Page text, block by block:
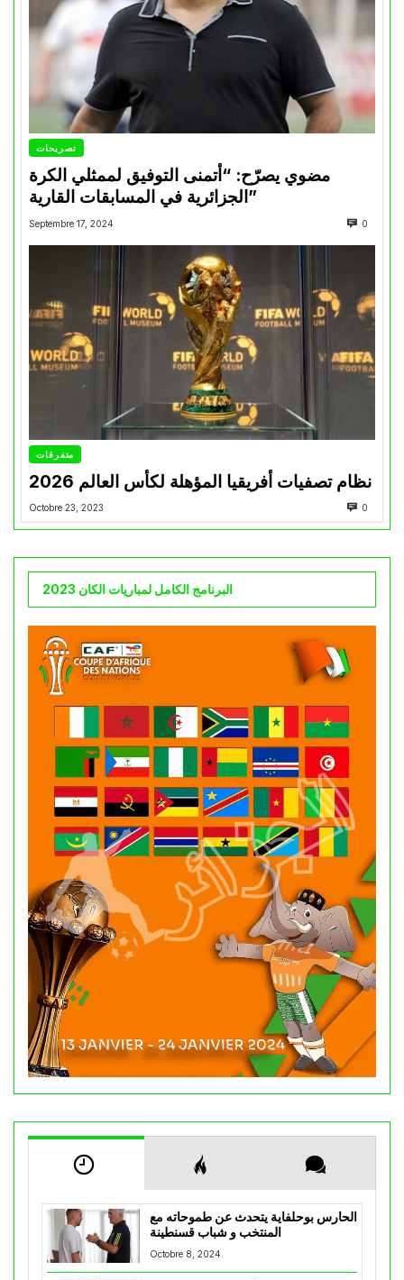
تصريحات
مضوي يصرّح: “أتمنى التوفيق لممثلي الكرة
الجزائرية في المسابقات القارية”
Septembre 17, 2024 0
متفرقات
نظام تصفيات أفريقيا المؤهلة لكأس العالم 2026
Octobre 23, 2023 0
البرنامج الكامل لمباريات الكان 2023
الحارس بوحلفاية يتحدث عن طموحاته مع
المنتخب و شباب قسنطينة
Octobre 8, 2024